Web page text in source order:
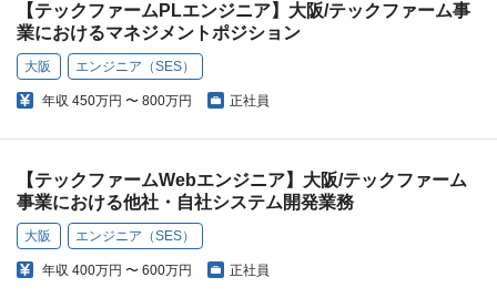
【テックファームPLエンジニア】大阪/テックファーム事
業におけるマネジメントポジション
大阪 エンジニア（SES）
年収 450万円 〜 800万円 正社員
【テックファームWebエンジニア】大阪/テックファーム
事業における他社・自社システム開発業務
大阪 エンジニア（SES）
年収 400万円 〜 600万円 正社員